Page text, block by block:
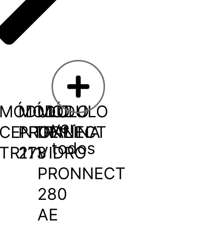
MÓDULO
PRONNECT
273
MÓDULO
DE
VIDRO
PRONNECT
280
AE
ver
todos